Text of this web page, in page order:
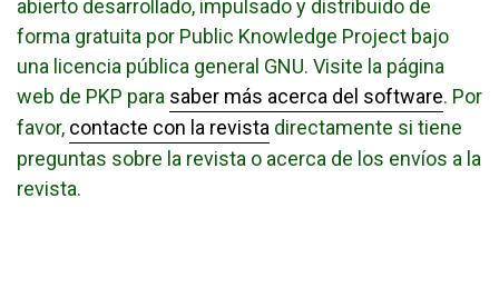
abierto desarrollado, impulsado y distribuido de
forma gratuita por Public Knowledge Project bajo
una licencia pública general GNU. Visite la página
web de PKP para saber más acerca del software. Por
favor, contacte con la revista directamente si tiene
preguntas sobre la revista o acerca de los envíos a la
revista.